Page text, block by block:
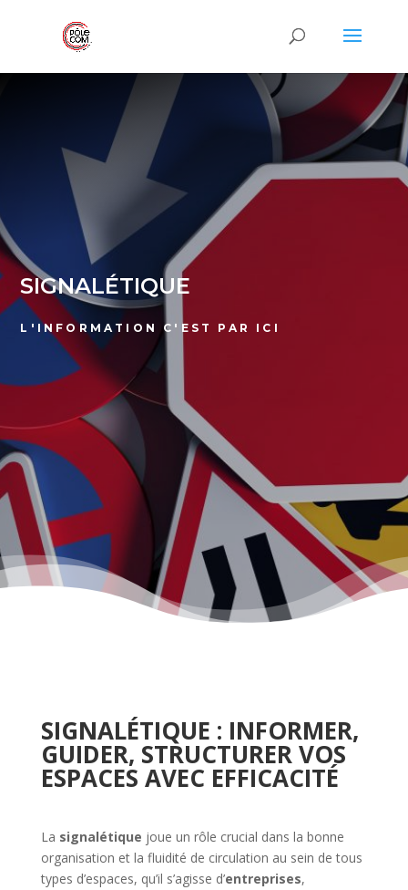
SIGNALÉTIQUE
L'INFORMATION C'EST PAR ICI
SIGNALÉTIQUE : INFORMER,
GUIDER, STRUCTURER VOS
ESPACES AVEC EFFICACITÉ
La signalétique joue un rôle crucial dans la bonne
organisation et la fluidité de circulation au sein de tous
types d’espaces, qu’il s’agisse d’entreprises,